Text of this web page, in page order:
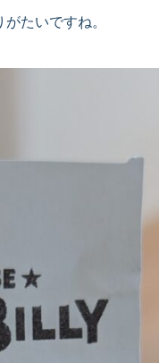
たいですね。